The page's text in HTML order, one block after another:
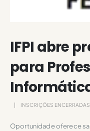
IFPI abre
para
INSCRIÇÕES ENCERRADAS
Oportunidade oferece